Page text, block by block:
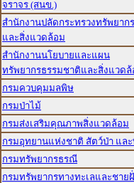
จราจร (สนข.)
สำนักงานปลัดกระทรวงทรัพยาก
และสิ่งแวดล้อม
สำนักงานนโยบายและแผน
ทรัพยากรธรรมชาติและสิ่งแวดล้
กรมควบคุมมลพิษ
กรมป่าไม้
กรมส่งเสริมคุณภาพสิ่งแวดล้อม
กรมอุทยานแห่งชาติ สัตว์ป่า แล
กรมทรัพยากรธรณี
กรมทรัพยากรทางทะเลและชาย